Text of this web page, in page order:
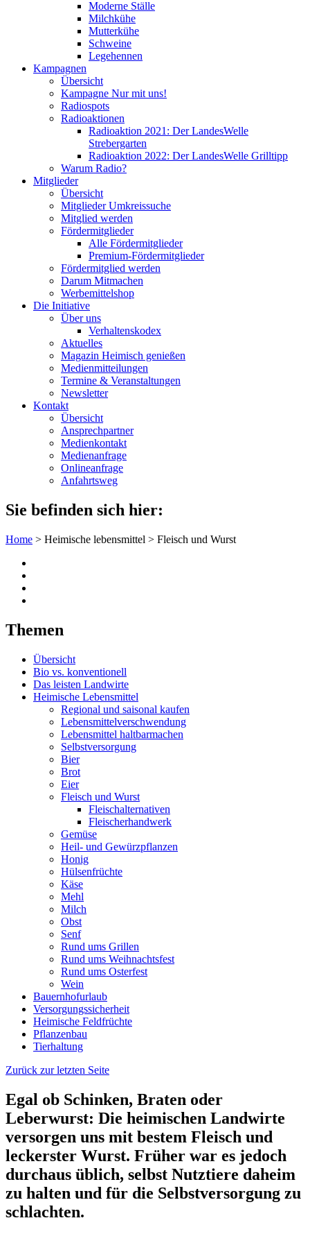
Moderne Ställe
Milchkühe
Mutterkühe
Schweine
Legehennen
Kampagnen
Übersicht
Kampagne Nur mit uns!
Radiospots
Radioaktionen
Radioaktion 2021: Der LandesWelle
Strebergarten
Radioaktion 2022: Der LandesWelle Grilltipp
Warum Radio?
Mitglieder
Übersicht
Mitglieder Umkreissuche
Mitglied werden
Fördermitglieder
Alle Fördermitglieder
Premium-Fördermitglieder
Fördermitglied werden
Darum Mitmachen
Werbemittelshop
Die Initiative
Über uns
Verhaltenskodex
Aktuelles
Magazin Heimisch genießen
Medienmitteilungen
Termine & Veranstaltungen
Newsletter
Kontakt
Übersicht
Ansprechpartner
Medienkontakt
Medienanfrage
Onlineanfrage
Anfahrtsweg
Sie befinden sich hier:
Home > Heimische lebensmittel > Fleisch und Wurst
Themen
Übersicht
Bio vs. konventionell
Das leisten Landwirte
Heimische Lebensmittel
Regional und saisonal kaufen
Lebensmittelverschwendung
Lebensmittel haltbarmachen
Selbstversorgung
Bier
Brot
Eier
Fleisch und Wurst
Fleischalternativen
Fleischerhandwerk
Gemüse
Heil- und Gewürzpflanzen
Honig
Hülsenfrüchte
Käse
Mehl
Milch
Obst
Senf
Rund ums Grillen
Rund ums Weihnachtsfest
Rund ums Osterfest
Wein
Bauernhofurlaub
Versorgungssicherheit
Heimische Feldfrüchte
Pflanzenbau
Tierhaltung
Zurück zur letzten Seite
Egal ob Schinken, Braten oder
Leberwurst: Die heimischen Landwirte
versorgen uns mit bestem Fleisch und
leckerster Wurst. Früher war es jedoch
durchaus üblich, selbst Nutztiere daheim
zu halten und für die Selbstversorgung zu
schlachten.